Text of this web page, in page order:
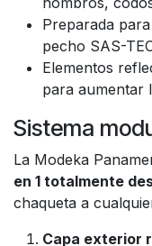
Preparada
pecho SAS-
Elementos
para aumentar
Sistema
La Modeka
en 1 totalmente
chaqueta a
Capa exterior